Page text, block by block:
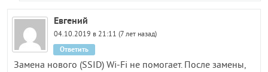
Евгений
04.10.2019 в 21:11 (7 лет назад)
Замена нового (SSID) Wi-Fi не помогает. После замены,
Ответить